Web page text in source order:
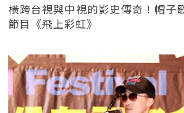
橫跨台視與中視的影史傳奇！帽子
節目《飛上彩虹》